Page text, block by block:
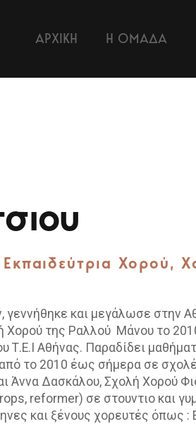
ΑΡΧΙΚΗ Η ΟΜΑΔΑ
Εκπαιδεύτρια Χορού,
γεννήθηκε και μεγάλωσε στην
της Ραλλού Μάνου το
Τ.Ε.Ι Αθήνας. Παραδίδει
από το 2010 έως σήμερα σε
Άννα Δασκάλου, Σχολή Χορού
reformer) σε στουντιο και
και ξένους χορευτές όπως